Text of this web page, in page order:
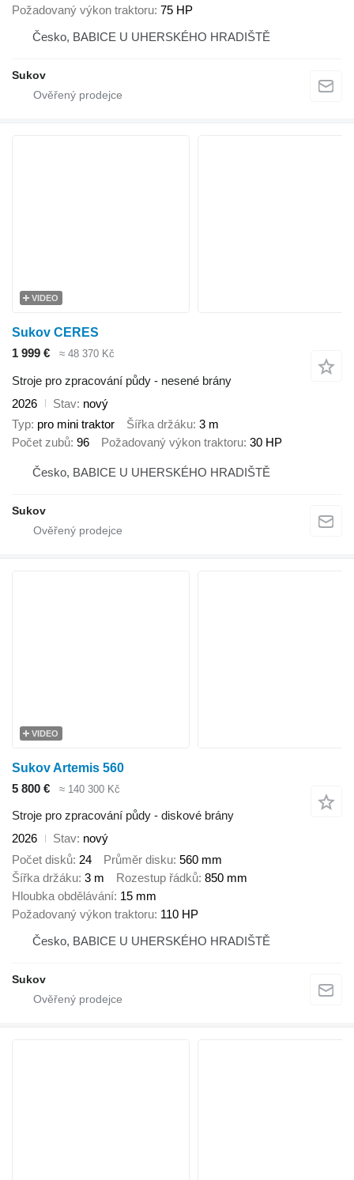
Požadovaný výkon traktoru 75 HP
Česko, BABICE U UHERSKÉHO HRADIŠTĚ
Sukov
VIDEO
Sukov CERES
1 999 €
≈ 48 370 Kč
Stroje pro zpracování půdy - nesené brány
2026
Stav nový
Typ pro mini traktor Šířka držáku 3 m
Počet zubů 96 Požadovaný výkon traktoru 30 HP
Česko, BABICE U UHERSKÉHO HRADIŠTĚ
Sukov
VIDEO
Sukov Artemis 560
5 800 €
≈ 140 300 Kč
Stroje pro zpracování půdy - diskové brány
2026
Stav nový
Počet disků 24 Průměr disku 560 mm
Šířka držáku 3 m Rozestup řádků 850 mm
Hloubka obdělávání 15 mm
Požadovaný výkon traktoru 110 HP
Česko, BABICE U UHERSKÉHO HRADIŠTĚ
Sukov